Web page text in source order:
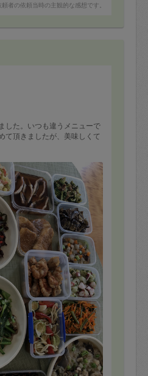
頼者の依頼当時の主観的な感想です。
した。いつも違うメニューで
て頂きましたが、美味しくて